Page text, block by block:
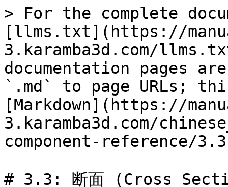
> For the complete
[llms.txt](https://
3.karamba3d.com/
documentation pages
`.md` to page URLs;
[Markdown](https://
3.karamba3d.com/
component-reference/
# 3.3: 断面 (Cross